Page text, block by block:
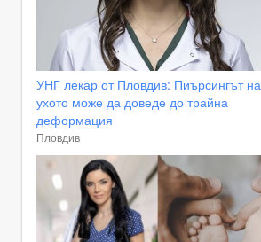
УНГ лекар от Пловдив: Пиърсингът на
ухото може да доведе до трайна
деформация
Пловдив